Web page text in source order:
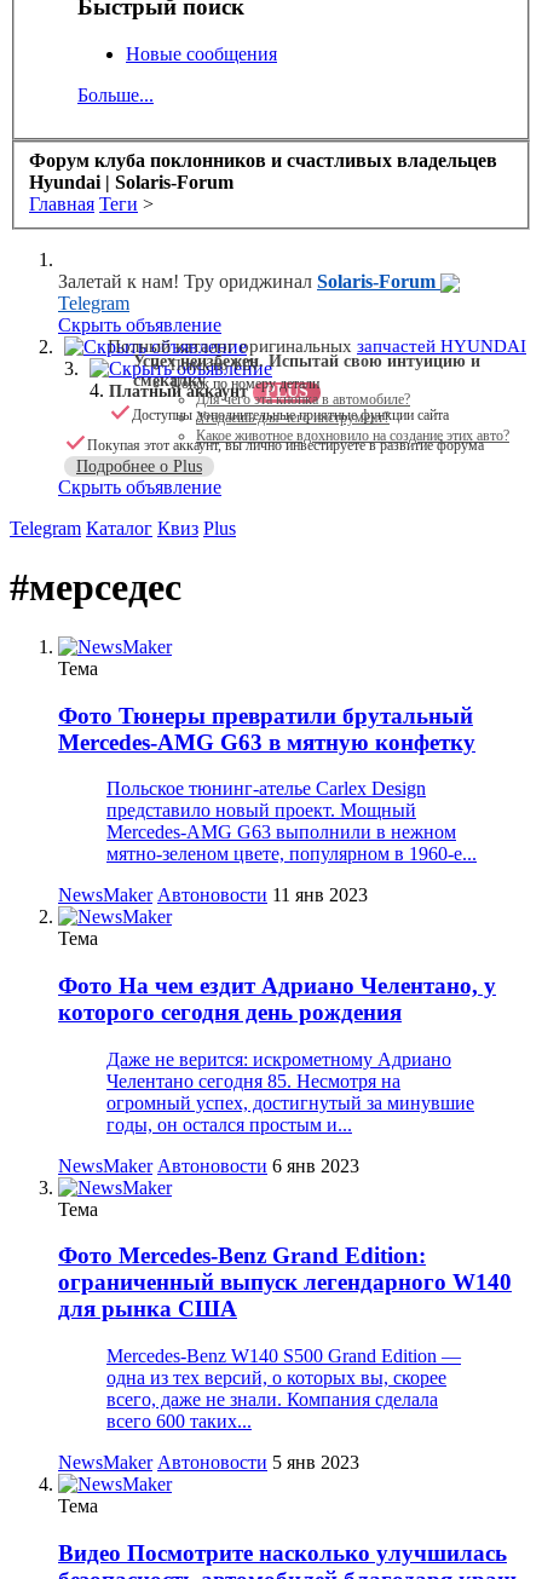
Быстрый поиск
Новые сообщения
Больше...
Форум клуба поклонников и счастливых владельцев
Hyundai | Solaris-Forum
Главная Теги >
Залетай к нам! Тру ориджинал Solaris-Forum
Telegram
Скрыть объявление
Полный каталог оригинальных запчастей HYUNDAI
Поиск по VIN
Поиск по номеру детали
Скрыть объявление
Успех неизбежен. Испытай свою интуицию и
смекалку
Для чего эта кнопка в автомобиле?
Угадаешь для чего инструмент?
Какое животное вдохновило на создание этих авто?
Скрыть объявление
Платный аккаунт PLUS
Доступны дополнительные приятные функции сайта
Покупая этот аккаунт, вы лично инвестируете в развитие форума
Подробнее о Plus
Скрыть объявление
Telegram Каталог Квиз Plus
#мерседес
Тема
Фото Тюнеры превратили брутальный
Mercedes-AMG G63 в мятную конфетку
Польское тюнинг-ателье Carlex Design
представило новый проект. Мощный
Mercedes-AMG G63 выполнили в нежном
мятно-зеленом цвете, популярном в 1960-е...
NewsMaker Автоновости 11 янв 2023
Тема
Фото На чем ездит Адриано Челентано, у
которого сегодня день рождения
Даже не верится: искрометному Адриано
Челентано сегодня 85. Несмотря на
огромный успех, достигнутый за минувшие
годы, он остался простым и...
NewsMaker Автоновости 6 янв 2023
Тема
Фото Mercedes-Benz Grand Edition:
ограниченный выпуск легендарного W140
для рынка США
Mercedes-Benz W140 S500 Grand Edition —
одна из тех версий, о которых вы, скорее
всего, даже не знали. Компания сделала
всего 600 таких...
NewsMaker Автоновости 5 янв 2023
Тема
Видео Посмотрите насколько улучшилась